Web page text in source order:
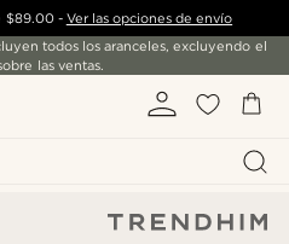
$89.00- Ver las opciones de envío
todos los aranceles, excluyendo el
las ventas.